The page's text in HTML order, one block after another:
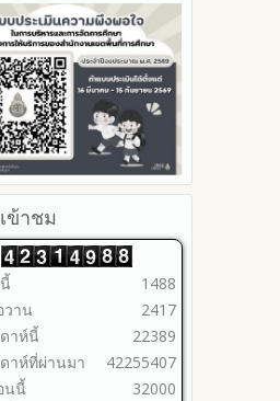
งานการกำกับติดตาม
รการส่งเสริมคุณธรรมและ
โปร่งใสภายใน สพท.
ผลการประเมิน ITA ไปสู่
นาองค์กร
งานผลการดำเนินการเพื่อ
มคุณธรรมและความ
สภายใน สพท. ประจำ
ระมาณ
ข้าชม
วาน
าห์นี้
าห์ที่ผ่านมา
นนี้
1488
2417
22389
42255407
32000